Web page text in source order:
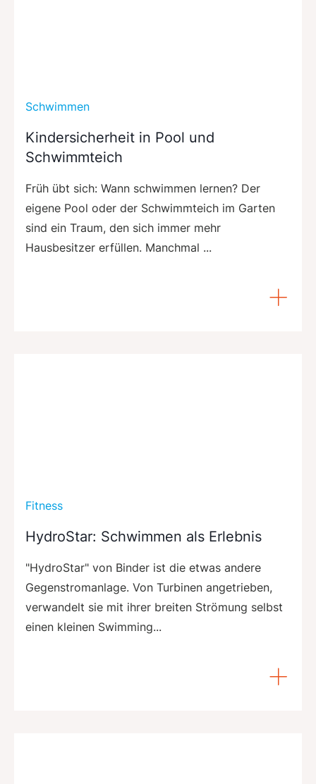
Schwimmen
Kindersicherheit in Pool und
Schwimmteich
Früh übt sich: Wann schwimmen lernen? Der
eigene Pool oder der Schwimmteich im Garten
sind ein Traum, den sich immer mehr
Hausbesitzer erfüllen. Manchmal ...
Fitness
HydroStar: Schwimmen als Erlebnis
"HydroStar" von Binder ist die etwas andere
Gegenstromanlage. Von Turbinen angetrieben,
verwandelt sie mit ihrer breiten Strömung selbst
einen kleinen Swimming...